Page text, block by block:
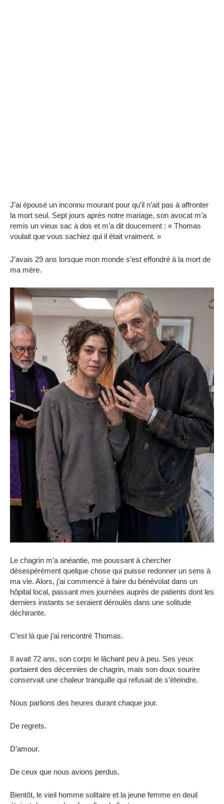
J’ai épousé un inconnu mourant pour qu’il n’ait pas à affronter
la mort seul. Sept jours après notre mariage, son avocat m’a
remis un vieux sac à dos et m’a dit doucement : « Thomas
voulait que vous sachiez qui il était vraiment. »
J’avais 29 ans lorsque mon monde s’est effondré à la mort de
ma mère.
Le chagrin m’a anéantie, me poussant à chercher
désespérément quelque chose qui puisse redonner un sens à
ma vie. Alors, j’ai commencé à faire du bénévolat dans un
hôpital local, passant mes journées auprès de patients dont les
derniers instants se seraient déroulés dans une solitude
déchirante.
C’est là que j’ai rencontré Thomas.
Il avait 72 ans, son corps le lâchant peu à peu. Ses yeux
portaient des décennies de chagrin, mais son doux sourire
conservait une chaleur tranquille qui refusait de s’éteindre.
Nous parlions des heures durant chaque jour.
De regrets.
D’amour.
De ceux que nous avions perdus.
Bientôt, le vieil homme solitaire et la jeune femme en deuil